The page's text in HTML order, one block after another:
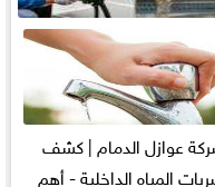
عوازل الدمام | كشف
المياه الداخلية - أهم